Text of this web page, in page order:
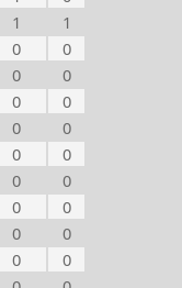
1
1
0
0
0
0
0
0
0
0
0
0
0
0
0
0
0
0
0
0